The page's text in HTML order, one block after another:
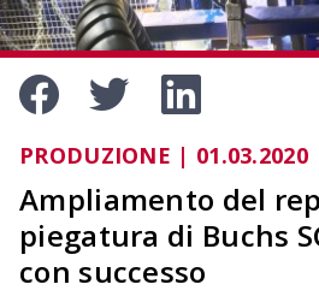
progettazione.
PRODUZIONE | 01.03.2020
Ampliamento del
piegatura di Buchs
con successo